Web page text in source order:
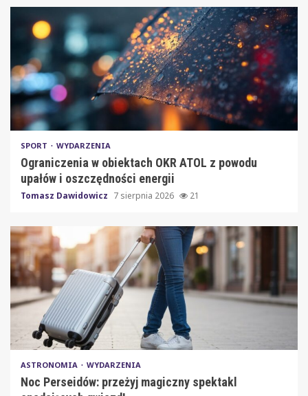
SPORT WYDARZENIA
Ograniczenia w obiektach OKR ATOL z powodu
upałów i oszczędności energii
Tomasz Dawidowicz 7 sierpnia 2026 21
ASTRONOMIA WYDARZENIA
Noc Perseidów: przeżyj magiczny spektakl